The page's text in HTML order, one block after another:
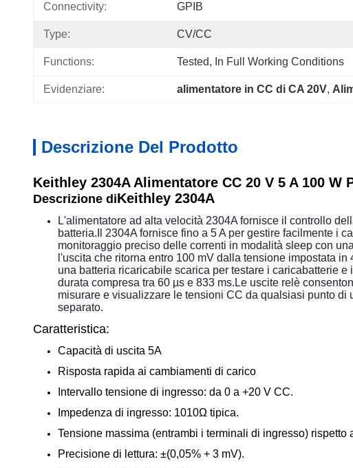
Connectivity: GPIB
Type: CV/CC
Functions: Tested, In Full Working Conditions
Evidenziare: alimentatore in CC di CA 20V,
Descrizione Del Prodotto
Keithley 2304A Alimentatore CC 20 V 5 A 100
Descrizione diKeithley 2304A
L'alimentatore ad alta velocità 2304A fornisce il controllo
batteria.Il 2304A fornisce fino a 5 A per gestire facilmente i
monitoraggio preciso delle correnti in modalità sleep con
l'uscita che ritorna entro 100 mV dalla tensione impostata
una batteria ricaricabile scarica per testare i caricabatterie
durata compresa tra 60 µs e 833 ms.Le uscite relè
misurare e visualizzare le tensioni CC da qualsiasi punto
separato.
Caratteristica:
Capacità di uscita 5A
Risposta rapida ai cambiamenti di carico
Intervallo tensione di ingresso: da 0 a +20 V CC.
Impedenza di ingresso: 1010Ω tipica.
Tensione massima (entrambi i terminali di ingresso) rispetto
Precisione di lettura: ±(0,05% + 3 mV).